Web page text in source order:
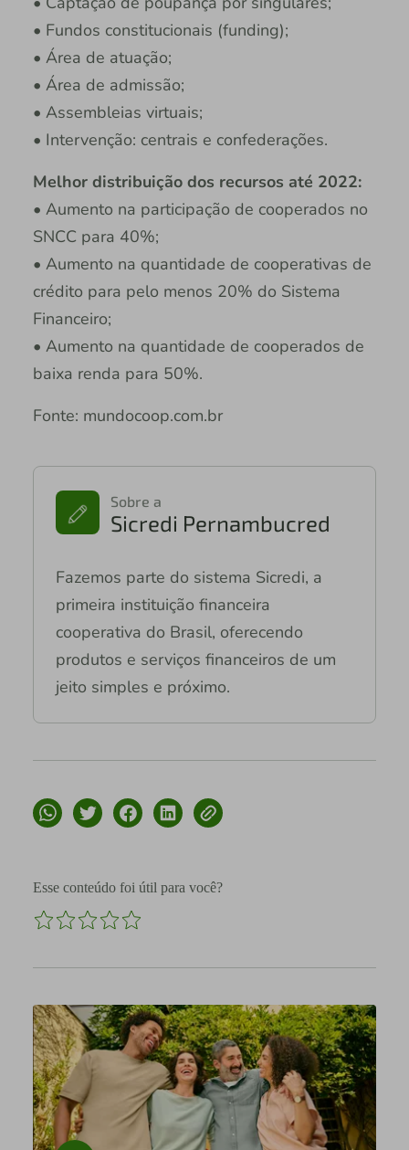
• Fundos constitucionais (funding);
• Área de atuação;
• Área de admissão;
• Assembleias virtuais;
• Intervenção: centrais e confederações.
Melhor distribuição dos recursos até 2022:
• Aumento na participação de cooperados no
SNCC para 40%;
• Aumento na quantidade de cooperativas de
crédito para pelo menos 20% do Sistema
Financeiro;
• Aumento na quantidade de cooperados de
baixa renda para 50%.
Fonte: mundocoop.com.br
Sobre a
Sicredi Pernambucred
Fazemos parte do sistema Sicredi, a
primeira instituição financeira
cooperativa do Brasil, oferecendo
produtos e serviços financeiros de um
jeito simples e próximo.
Esse conteúdo foi útil para você?